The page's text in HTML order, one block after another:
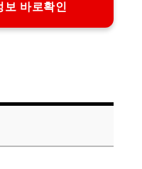
보 바로확인